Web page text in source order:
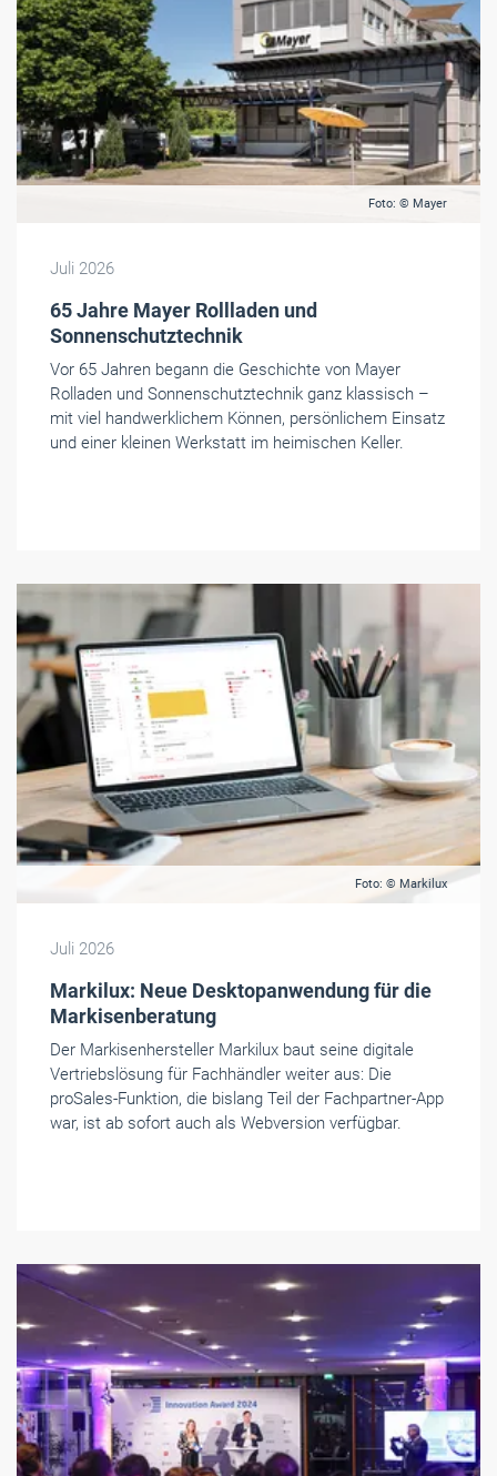
Foto: © Mayer
Juli 2026
65 Jahre Mayer Rollladen und
Sonnenschutztechnik
Vor 65 Jahren begann die Geschichte von Mayer
Rolladen und Sonnenschutztechnik ganz klassisch –
mit viel handwerklichem Können, persönlichem Einsatz
und einer kleinen Werkstatt im heimischen Keller.
Foto: © Markilux
Juli 2026
Markilux: Neue Desktopanwendung für die
Markisenberatung
Der Markisenhersteller Markilux baut seine digitale
Vertriebslösung für Fachhändler weiter aus: Die
proSales-Funktion, die bislang Teil der Fachpartner-App
war, ist ab sofort auch als Webversion verfügbar.